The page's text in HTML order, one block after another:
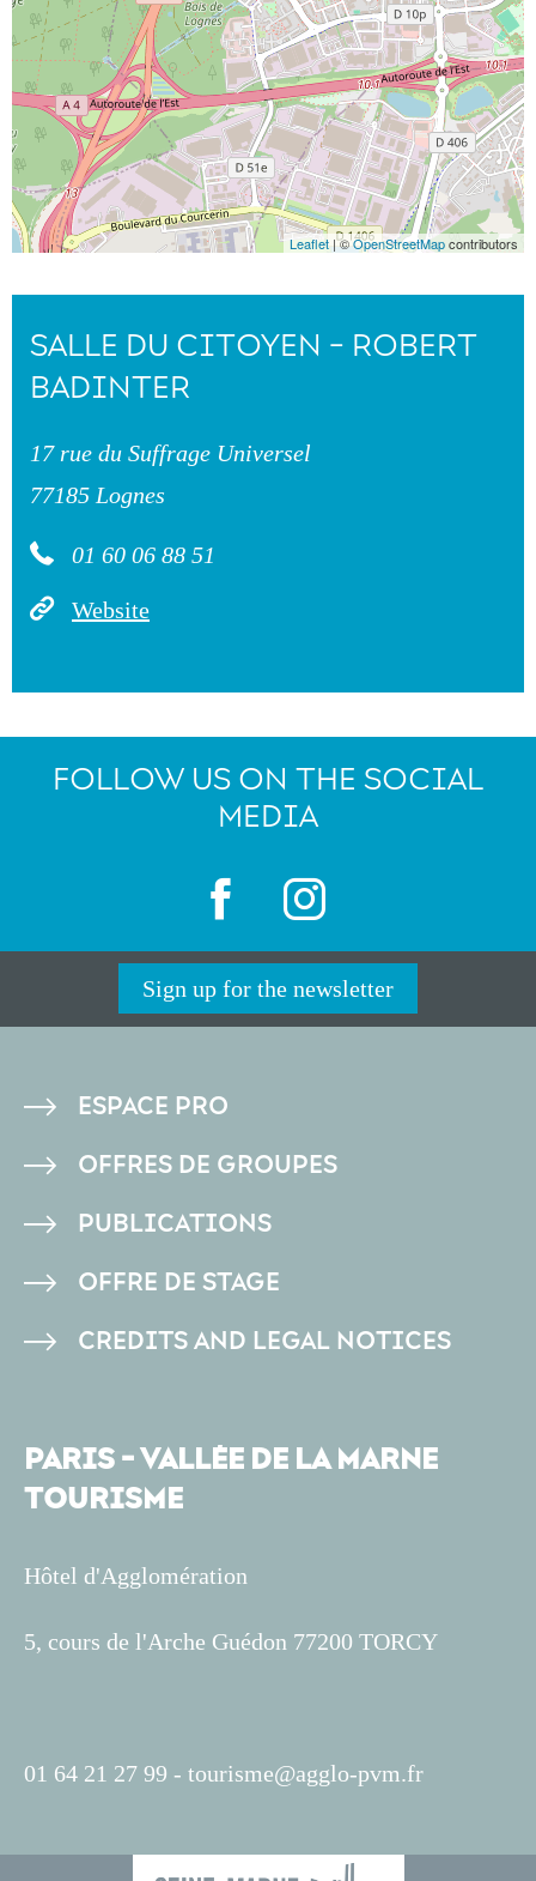
Leaflet | ©OpenStreetMapcontributors
SALLE DU CITOYEN - ROBERT
BADINTER
17 rue du Suffrage Universel
77185 Lognes
01 60 06 88 51
Website
FOLLOW US ON THE SOCIAL
MEDIA
Sign up for the newsletter
PIED
DE
ESPACE PRO
OFFRES DE GROUPES
PUBLICATIONS
OFFRE DE STAGE
CREDITS AND LEGAL NOTICES
PARIS - VALLÉE DE LA MARNE
TOURISME
Hôtel d'Agglomération
5, cours de l'Arche Guédon 77200 TORCY
01 64 21 27 99 - tourisme@agglo-pvm.fr